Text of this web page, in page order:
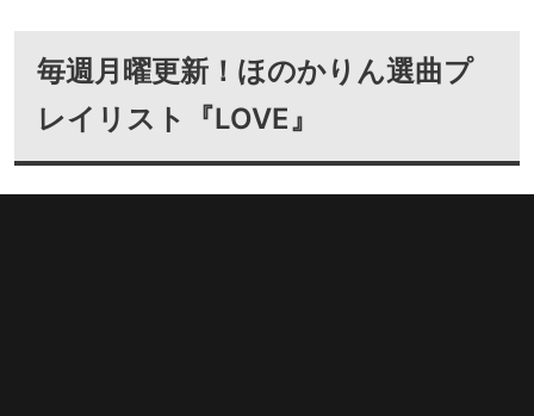
毎週月曜更新！ほのかりん選曲プ
レイリスト『LOVE』